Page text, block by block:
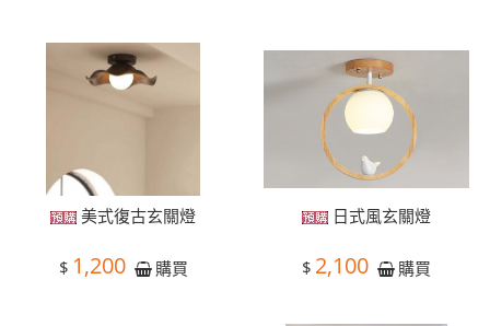
美式復古玄關燈
$ 1,200 購買
日式風玄關燈
$ 2,100 購買